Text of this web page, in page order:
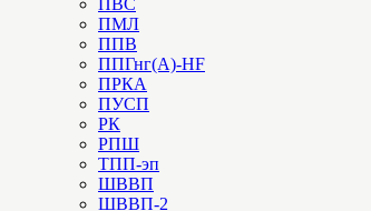
ПВС
ПМЛ
ППВ
ППГнг(А)-HF
ПРКА
ПУСП
РК
РПШ
ТПП-эп
ШВВП
ШВВП-2